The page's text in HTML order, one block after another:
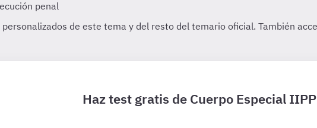
Haz test gratis de Cuerpo Especial IIPP